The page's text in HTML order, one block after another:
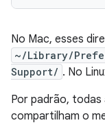
No Mac, esses
~/Library/
Support/ . No
Por padrão, todas
compartilham o